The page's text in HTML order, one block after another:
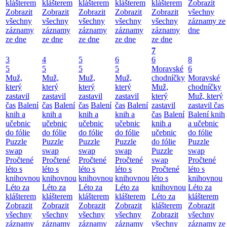
klášterem
Zobrazit
všechny
záznamy
ze dne
klášterem
Zobrazit
všechny
záznamy
ze dne
klášterem
Zobrazit
všechny
záznamy
ze dne
klášterem
Zobrazit
všechny
záznamy
ze dne
klášterem
Zobrazit
všechny
záznamy
ze dne
Zobrazit
všechny
záznamy ze
dne
3
5
Muž,
který
zastavil
čas Balení
knih a
učebnic
do fólie
Puzzle
swap
Pročtené
léto s
knihovnou
Léto za
klášterem
Zobrazit
všechny
záznamy
4
5
Muž,
který
zastavil
čas Balení
knih a
učebnic
do fólie
Puzzle
swap
Pročtené
léto s
knihovnou
Léto za
klášterem
Zobrazit
všechny
záznamy
5
5
Muž,
který
zastavil
čas Balení
knih a
učebnic
do fólie
Puzzle
swap
Pročtené
léto s
knihovnou
Léto za
klášterem
Zobrazit
všechny
záznamy
6
5
Muž,
který
zastavil
čas Balení
knih a
učebnic
do fólie
Puzzle
swap
Pročtené
léto s
knihovnou
Léto za
klášterem
Zobrazit
všechny
záznamy
7
6
Moravské
chodníčky
Muž,
který
zastavil
čas Balení
knih a
učebnic
do fólie
Puzzle
swap
Pročtené
léto s
knihovnou
Léto za
klášterem
Zobrazit
všechny
8
6
Moravské
chodníčky
Muž, který
zastavil čas
Balení knih
a učebnic
do fólie
Puzzle
swap
Pročtené
léto s
knihovnou
Léto za
klášterem
Zobrazit
všechny
záznamy ze